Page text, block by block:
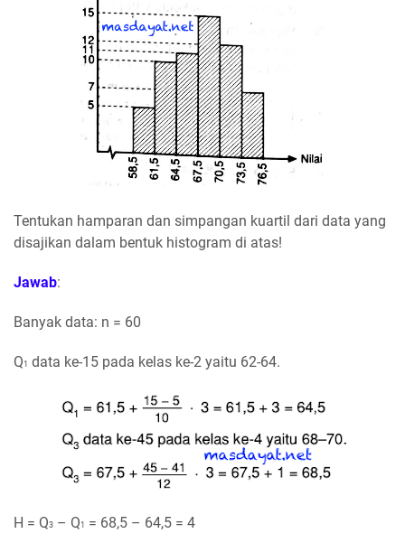
Tentukan hamparan dan simpangan kuartil dari data yang
disajikan dalam bentuk histogram di atas!
Jawab:
Banyak data: n = 60
Q1 data ke-15 pada kelas ke-2 yaitu 62-64.
H = Q3 – Q1 = 68,5 – 64,5 = 4